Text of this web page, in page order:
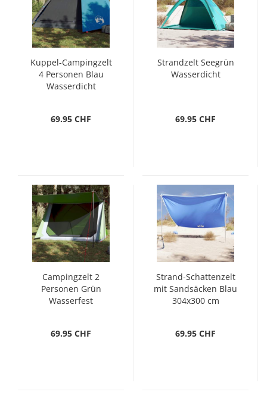
Kuppel-Campingzelt
4 Personen Blau
Wasserdicht
69.95 CHF
Strandzelt Seegrün
Wasserdicht
69.95 CHF
Campingzelt 2
Personen Grün
Wasserfest
69.95 CHF
Strand-Schattenzelt
mit Sandsäcken Blau
304x300 cm
69.95 CHF